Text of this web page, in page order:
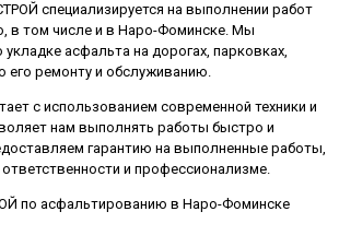
специализируется на выполнении работ
в том числе и в Наро-Фоминске. Мы
укладке асфальта на дорогах, парковках,
его ремонту и обслуживанию.
с использованием современной техники и
нам выполнять работы быстро и
гарантию на выполненные работы,
и профессионализме.
по асфальтированию в Наро-Фоминске